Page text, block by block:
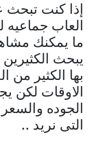
إذا كنت تبحث
العاب جماعيه
ما يمكنك
يبحث
بها الكثير من
الاوقات لكن
الجوده
التى نريد ..